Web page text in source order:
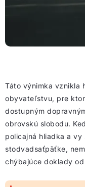
Táto výnimka vznikla
obyvateľstvu, pre
dostupným
obrovskú slobodu.
policajná hliadka a
stodvadsaťpäťke,
chýbajúce doklady